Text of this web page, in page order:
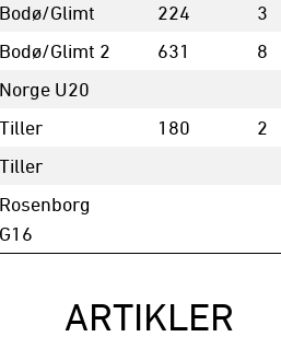
Bodø/Glimt 224 3
Bodø/Glimt 2 631 8
Norge U20
Tiller 180 2
Tiller
Rosenborg
G16
ARTIKLER